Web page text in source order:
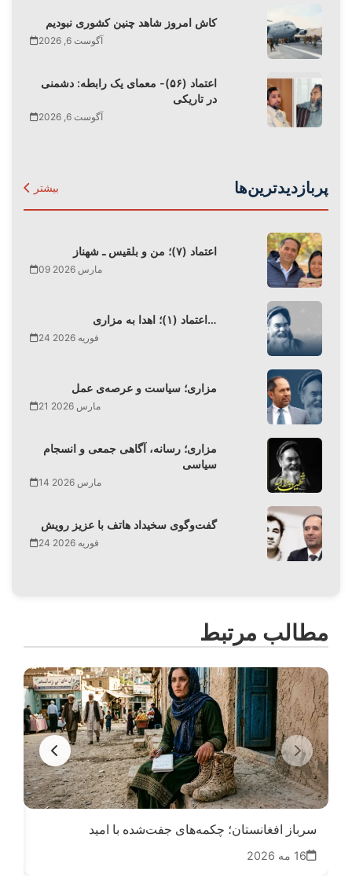
کاش امروز شاهد چنین کشوری نبودیم
آگوست 6, 2026
اعتماد (۵۶)- معمای یک رابطه: دشمنی
در تاریکی
آگوست 6, 2026
پربازدیدترین‌ها بیشتر
اعتماد (۷)؛ من و بلقیس ـ شهناز
09 مارس 2026
اعتماد (۱)؛ اهدا به مزاری…
24 فوریه 2026
مزاری؛ سیاست و عرصه‌ی عمل
21 مارس 2026
مزاری؛ رسانه، آگاهی جمعی و انسجام
سیاسی
14 مارس 2026
گفت‌وگوی سخیداد هاتف با عزیز رویش
24 فوریه 2026
مطالب مرتبط
سرباز افغانستان؛ چکمه‌های جفت‌شده با امید
16 مه 2026